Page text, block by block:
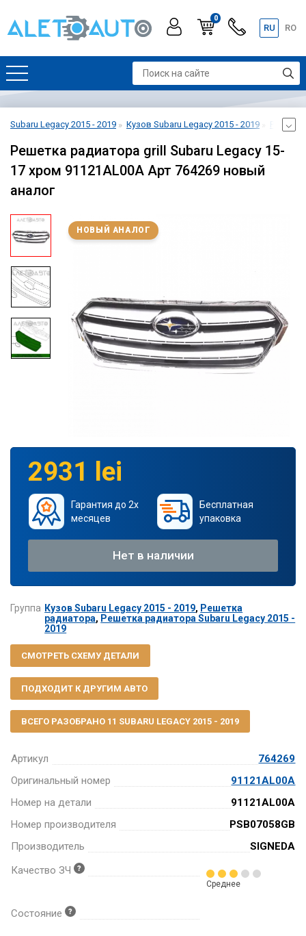
0
RU RO
Subaru Legacy 2015 - 2019 Кузов Subaru Legacy 2015 - 2019
Решетка радиатора grill Subaru Legacy 15-
17 хром 91121AL00A Арт 764269 новый
аналог
НОВЫЙ АНАЛОГ
Артикул
764269
Оригинальный номер
91121AL00A
Номер на детали
91121AL00A
Номер производителя
PSB07058GB
Производитель
SIGNEDA
Качество ЗЧ
Среднее
Состояние
2931 lei
Гарантия до 2х
месяцев
Бесплатная
упаковка
Нет в наличии
Группа Кузов Subaru Legacy 2015 - 2019, Решетка
радиатора, Решетка радиатора Subaru Legacy 2015 -
2019
СМОТРЕТЬ СХЕМУ ДЕТАЛИ
ПОДХОДИТ К ДРУГИМ АВТО
ВСЕГО РАЗОБРАНО 11 SUBARU LEGACY 2015 - 2019